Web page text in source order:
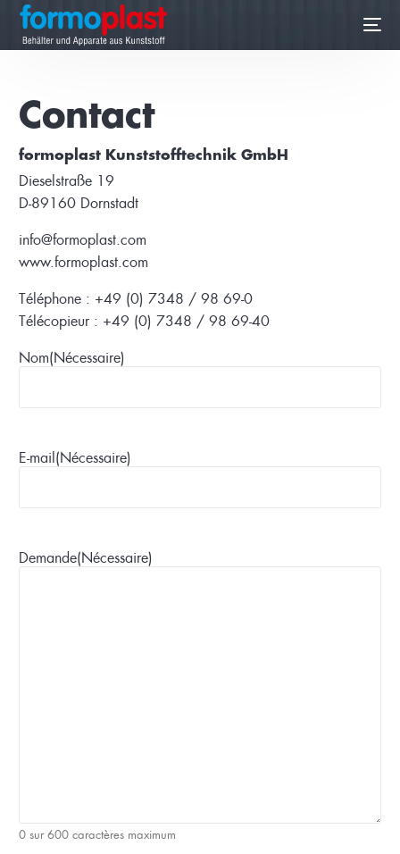
Contact
formoplast Kunststofftechnik GmbH
Dieselstraße 19
D-89160 Dornstadt
info@formoplast.com
www.formoplast.com
Téléphone : +49 (0) 7348 / 98 69-0
Télécopieur : +49 (0) 7348 / 98 69-40
Nom (Nécessaire)
E-mail (Nécessaire)
Demande (Nécessaire)
0 sur 600 caractères maximum
FR